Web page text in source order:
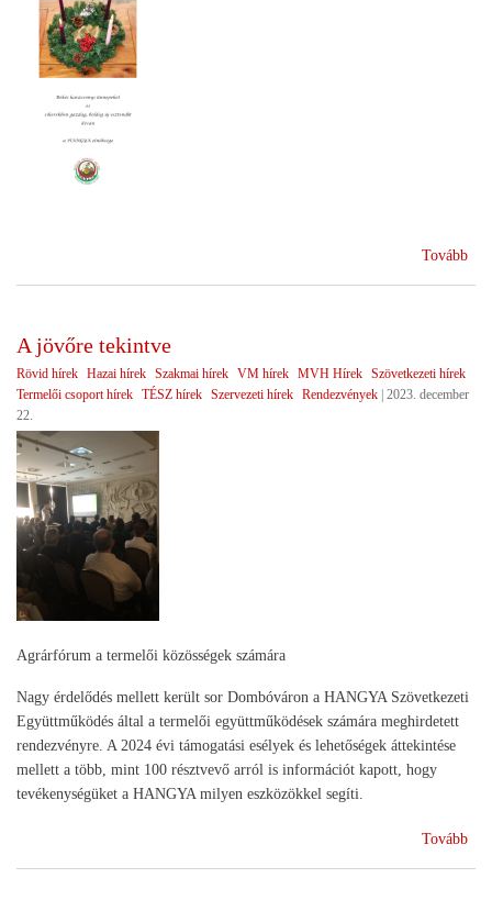
Tovább
A jövőre tekintve
Rövid hírek Hazai hírek Szakmai hírek VM hírek MVH Hírek Szövetkezeti hírek
Termelői csoport hírek TÉSZ hírek Szervezeti hírek Rendezvények | 2023. december
22.
Agrárfórum a termelői közösségek számára
Nagy érdelődés mellett került sor Dombóváron a HANGYA Szövetkezeti
Együttműködés által a termelői együttműködések számára meghirdetett
rendezvényre. A 2024 évi támogatási esélyek és lehetőségek áttekintése
mellett a több, mint 100 résztvevő arról is információt kapott, hogy
tevékenységüket a HANGYA milyen eszközökkel segíti.
Tovább